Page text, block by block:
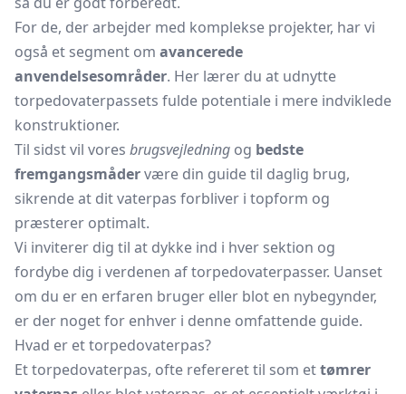
For de, der arbejder med komplekse projekter, har vi
også et segment om avancerede
anvendelsesområder. Her lærer du at udnytte
torpedovaterpassets fulde potentiale i mere indviklede
konstruktioner.
Til sidst vil vores brugsvejledning og bedste
fremgangsmådervære din guide til daglig brug,
sikrende at dit vaterpas forbliver i topform og
præsterer optimalt.
Vi inviterer dig til at dykke ind i hver sektion og
fordybe dig i verdenen af torpedovaterpasser. Uanset
om du er en erfaren bruger eller blot en nybegynder,
er der noget for enhver i denne omfattende guide.
Hvad er et torpedovaterpas?
Et torpedovaterpas, ofte refereret til som ettømrer